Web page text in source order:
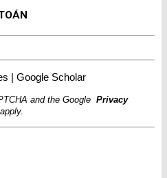
| Google Scholar
and the Google Privacy
apply.